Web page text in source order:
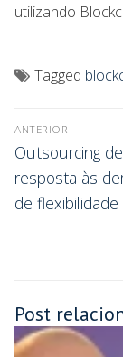
utilizando
Tagged
ANTERIOR
Outsourcing
resposta às
de
Post